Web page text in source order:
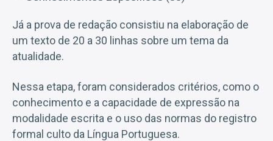
Já a prova de redação consistiu na elaboração de
um texto de 20 a 30 linhas sobre um tema da
atualidade.
Nessa etapa, foram considerados critérios, como o
conhecimento e a capacidade de expressão na
modalidade escrita e o uso das normas do registro
formal culto da Língua Portuguesa.